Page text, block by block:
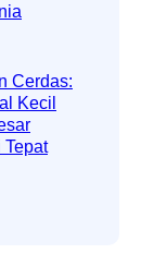
Cerdas:
Kecil
Tepat